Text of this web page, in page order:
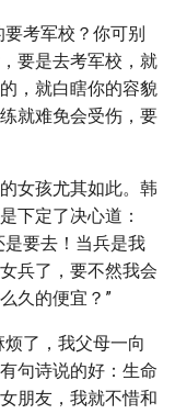
考军校？你可别
要是去考军校，就
，就白瞎你的容貌
就难免会受伤，要
女孩尤其如此。韩
下定了决心道：
是要去！当兵是我
兵了，要不然我会
久的便宜？”
了，我父母一向
句诗说的好：生命
朋友，我就不惜和